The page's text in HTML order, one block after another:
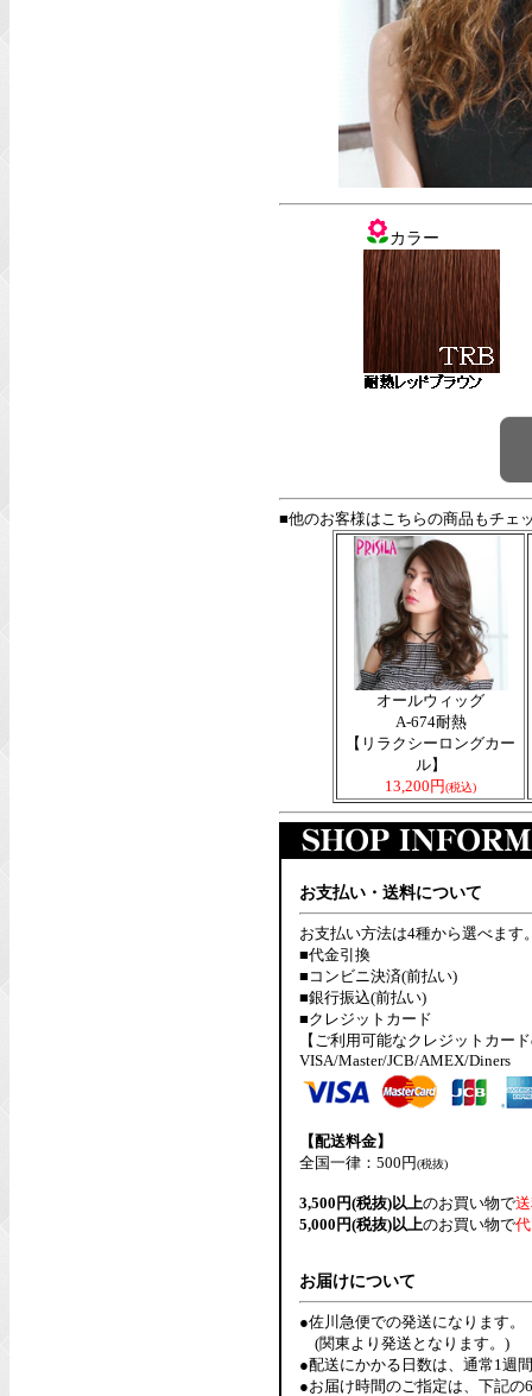
カラー
■他のお客様はこちらの商品もチェ
オールウィッグ
A-674耐熱
【リラクシーロングカー
ル】
13,200円(税込)
お支払い・送料について
お支払い方法は4種から選べます
■代金引換
■コンビニ決済(前払い)
■銀行振込(前払い)
■クレジットカード
【ご利用可能なクレジットカー
VISA/Master/JCB/AMEX/Diners
【配送料金】
全国一律：500円(税抜)
3,500円(税抜)以上のお買い物で
5,000円(税抜)以上のお買い物で
お届けについて
●佐川急便での発送になります。
(関東より発送となります。)
●配送にかかる日数は、通常1週
●お届け時間のご指定は、下記